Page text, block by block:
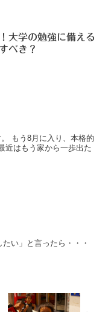
大学の勉強に備える
べき？
もう8月に入り、本格的
近はもう家から一歩出た
い」と言ったら・・・